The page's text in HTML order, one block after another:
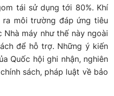
tái sử dụng tới 80%. Khí
môi trường đáp ứng tiêu
máy như thế này ngoài
để hỗ trợ. Những ý kiến
Quốc hội ghi nhận, nghiên
sách, pháp luật về bảo